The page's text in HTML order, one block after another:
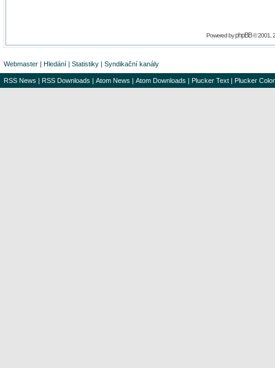
Powered byphpBB© 2001,
Webmaster | Hledání | Statistiky | Syndikační kanály
RSS News | RSS Downloads | Atom News | Atom Downloads | Plucker Text | Plucker Color